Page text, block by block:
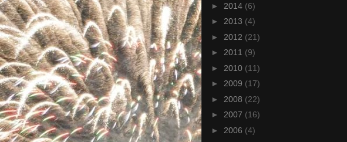
► 2014 (6)
► 2013 (4)
► 2012 (21)
► 2011 (9)
► 2010 (11)
► 2009 (17)
► 2008 (22)
► 2007 (16)
► 2006 (4)